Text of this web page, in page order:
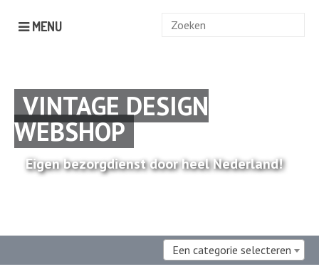
MENU
Zoek
VINTAGE DESIGN
WEBSHOP
Eigen bezorgdienst door heel Nederland!
Een categorie selecteren